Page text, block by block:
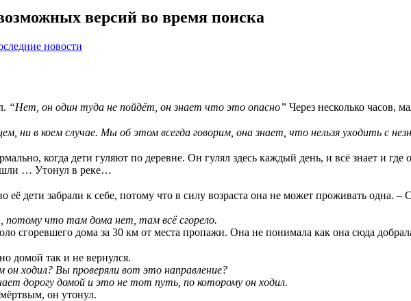
версий во время поиска
новости
“Нет, он один туда не пойдёт, он знает что это опасно” Через несколько часов,
ни в коем случае. Мы об этом всегда говорим, она знает, что нельзя уходить с
когда дети гуляют по деревне. Он гулял здесь каждый день, и всё знает и где
… Утонул в реке…
её дети забрали к себе, потому что в силу возраста она не может проживать одна.
что там дома нет, там всё сгорело.
сгоревшего дома за 30 км от места пропажи. Она не понимала как она сюда
домой так и не вернулся.
ходил? Вы проверяли вот это направление?
дорогу домой и это не тот путь, по которому он ходил.
он утонул.